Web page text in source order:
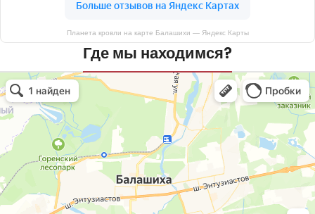
Планета кровли на карте Балашихи — Яндекс Карты
Где мы находимся?
Планета кровли
Кровля и кровельные материалы в Балашихе
Окна в Балашихе